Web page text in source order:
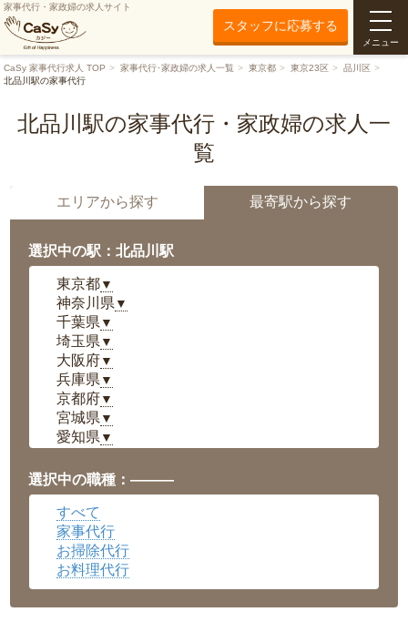
家事代行・家政婦の求人サイト
スタッフに応募する
メニュー
CaSy 家事代行求人 TOP 家事代行･家政婦の求人一覧 東京都 東京23区
品川区
北品川駅の家事代行
北品川駅の家事代行・家政婦の求人一
覧
エリアから探す 最寄駅から探す
選択中の駅：北品川駅
東京都▼
神奈川県 ▼
千葉県 ▼
埼玉県 ▼
大阪府▼
兵庫県 ▼
京都府▼
宮城県 ▼
愛知県 ▼
岡山県▼
広島県▼
沖縄県
選択中の職種：———
すべて
家事代行
お掃除代行
お料理代行